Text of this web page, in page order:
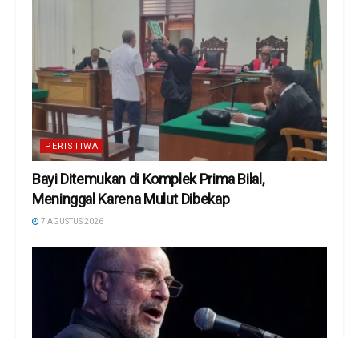
PERISTIWA
Bayi Ditemukan di Komplek Prima Bilal,
Meninggal Karena Mulut Dibekap
7 AGUSTUS 2026